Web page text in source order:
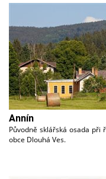
Annín
Původně sklářská osada při
obce Dlouhá Ves.